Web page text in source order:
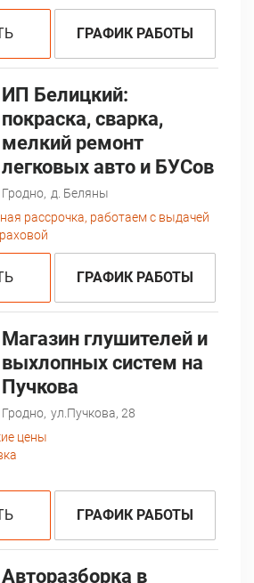
ГРАФИК РАБОТЫ
ИП Белицкий:
покраска, сварка,
мелкий ремонт
легковых авто и БУСов
Гродно, д. Беляны
рассрочка, работаем с выдачей
ГРАФИК РАБОТЫ
Магазин глушителей и
выхлопных систем на
Пучкова
Гродно, ул.Пучкова, 28
цены
ГРАФИК РАБОТЫ
Авторазборка в